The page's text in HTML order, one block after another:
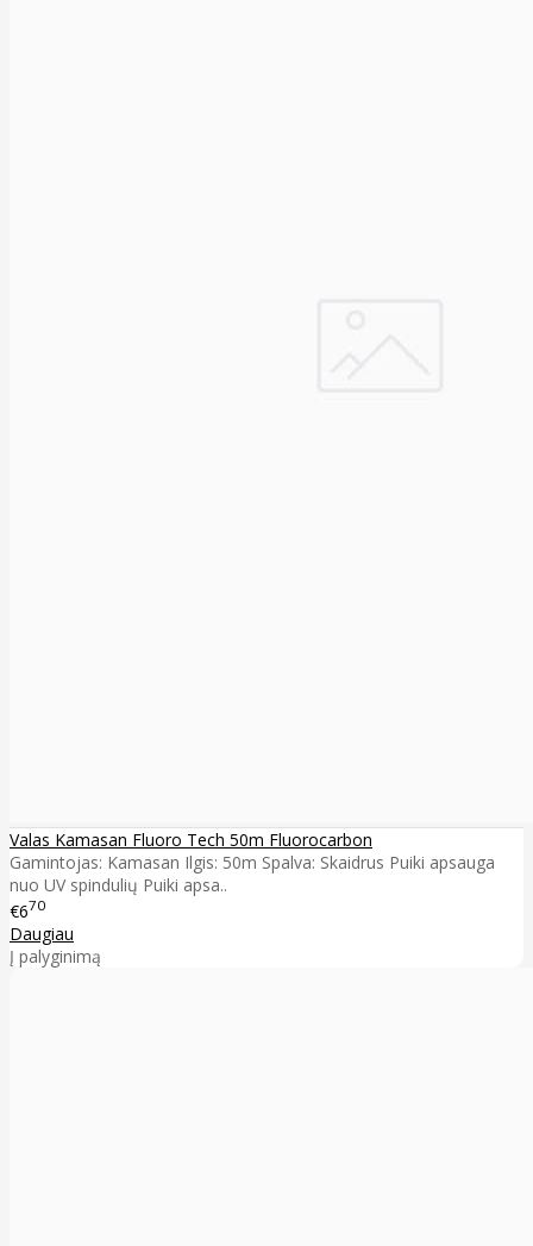
Valas Kamasan Fluoro Tech 50m Fluorocarbon
Gamintojas: Kamasan Ilgis: 50m Spalva: Skaidrus Puiki apsauga
nuo UV spindulių Puiki apsa..
€670
Daugiau
Į palyginimą